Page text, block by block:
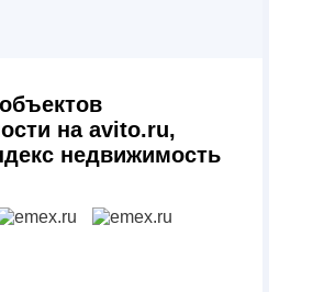
на avito.ru,
недвижимость